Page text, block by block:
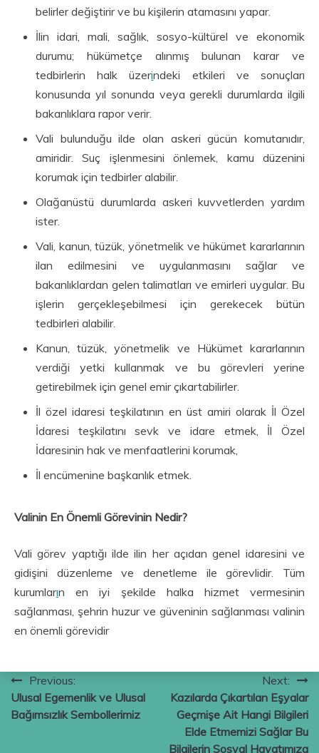
belirler değiştirir ve bu kişilerin atamasını yapar.
İlin idari, mali, sağlık, sosyo-kültürel ve ekonomik
durumu; hükümetçe alınmış bulunan karar ve
tedbirlerin halk üzerindeki etkileri ve sonuçları
konusunda yıl sonunda veya gerekli durumlarda ilgili
bakanlıklara rapor verir.
Vali bulunduğu ilde olan askeri gücün komutanıdır,
amiridir. Suç işlenmesini önlemek, kamu düzenini
korumak için tedbirler alabilir.
Olağanüstü durumlarda askeri kuvvetlerden yardım
ister.
Vali, kanun, tüzük, yönetmelik ve hükümet kararlarının
ilan edilmesini ve uygulanmasını sağlar ve
bakanlıklardan gelen talimatları ve emirleri uygular. Bu
işlerin gerçekleşebilmesi için gerekecek bütün
tedbirleri alabilir.
Kanun, tüzük, yönetmelik ve Hükümet kararlarının
verdiği yetki kullanmak ve bu görevleri yerine
getirebilmek için genel emir çıkartabilirler.
İl özel idaresi teşkilatının en üst amiri olarak İl Özel
İdaresi teşkilatını sevk ve idare etmek, İl Özel
İdaresinin hak ve menfaatlerini korumak,
İl encümenine başkanlık etmek.
Valinin En Önemli Görevinin Nedir?
Vali görev yaptığı ilde ilin her açıdan genel idaresini ve
gidişini düzenleme ve denetleme ile görevlidir. Tüm
kurumların en iyi şekilde halka hizmet vermesinin
sağlanması, şehrin huzur ve güveninin sağlanması valinin
en önemli görevidir
Yazı
gezinmesi
Previous:
Ulusal Egemenlik ve Ulusal
Bağımsızlık Sembollerimiz
Next:
Kazılarda Çıkartılan Eşyalar
Geçmişe Ait Hangi Bilgileri
Elde Etmemizi Sağlar Bu
Bilgilerin Sosyal Hayatımıza